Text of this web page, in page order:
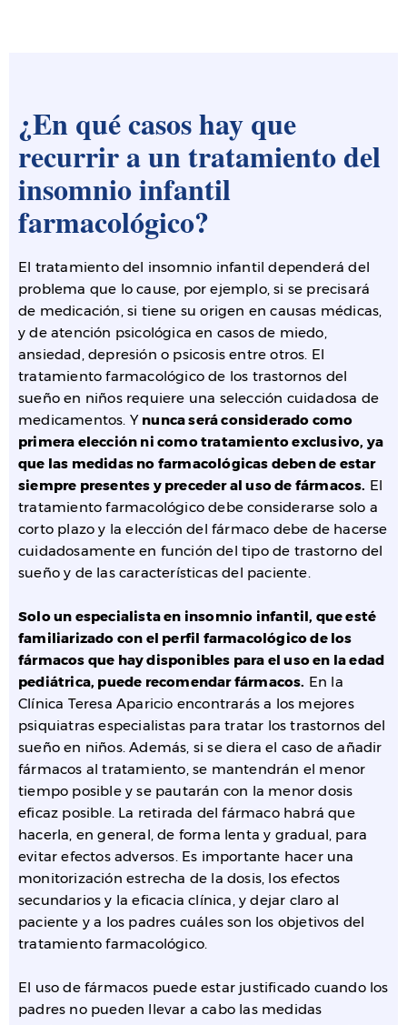
¿En qué casos hay que
recurrir a un tratamiento del
insomnio infantil
farmacológico?
El tratamiento del insomnio infantil dependerá del
problema que lo cause, por ejemplo, si se precisará
de medicación, si tiene su origen en causas médicas,
y de atención psicológica en casos de miedo,
ansiedad, depresión o psicosis entre otros. El
tratamiento farmacológico de los trastornos del
sueño en niños requiere una selección cuidadosa de
medicamentos. Y nunca será considerado como
primera elección ni como tratamiento exclusivo, ya
que las medidas no farmacológicas deben de estar
siempre presentes y preceder al uso de fármacos. El
tratamiento farmacológico debe considerarse solo a
corto plazo y la elección del fármaco debe de hacerse
cuidadosamente en función del tipo de trastorno del
sueño y de las características del paciente.
Solo un especialista en insomnio infantil, que esté
familiarizado con el perfil farmacológico de los
fármacos que hay disponibles para el uso en la edad
pediátrica, puede recomendar fármacos. En la
Clínica Teresa Aparicio encontrarás a los mejores
psiquiatras especialistas para tratar los trastornos del
sueño en niños. Además, si se diera el caso de añadir
fármacos al tratamiento, se mantendrán el menor
tiempo posible y se pautarán con la menor dosis
eficaz posible. La retirada del fármaco habrá que
hacerla, en general, de forma lenta y gradual, para
evitar efectos adversos. Es importante hacer una
monitorización estrecha de la dosis, los efectos
secundarios y la eficacia clínica, y dejar claro al
paciente y a los padres cuáles son los objetivos del
tratamiento farmacológico.
El uso de fármacos puede estar justificado cuando los
padres no pueden llevar a cabo las medidas